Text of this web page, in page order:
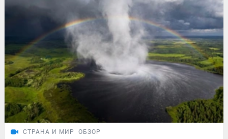
СТРАНА И МИР ОБЗОР